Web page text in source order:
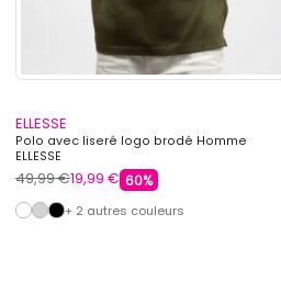
ELLESSE
Polo avec liseré logo brodé Homme
ELLESSE
49,99 €19,99 € 60%
+ 2 autres couleurs